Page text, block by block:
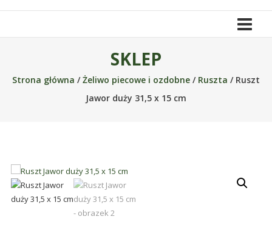
Alwo
sklep
meble
maszynowe.
Produkujemy
min.:
SKLEP
Strona główna /Żeliwo piecowe i ozdobne/ Ruszta / Ruszt
Jawor duży 31,5 x 15 cm